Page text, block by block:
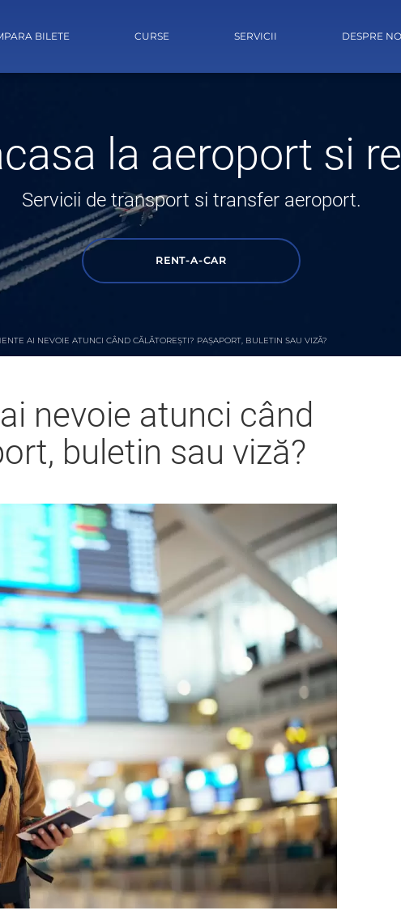
BILETE CURSE SERVICII DESPRE
la aeroport si
Servicii de transport si transfer aeroport.
RENT-A-CAR
AI NEVOIE ATUNCI CÂND CĂLĂTOREȘTI? PAȘAPORT, BULETIN SAU VIZĂ?
nevoie atunci când
buletin sau viză?